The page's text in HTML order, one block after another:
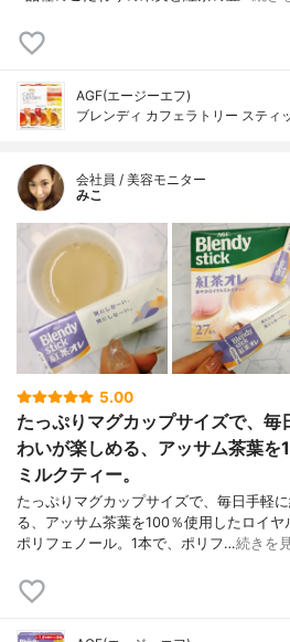
AGF(エージーエフ)
ブレンディ カフェラトリー スティ
会社員 / 美容モニター
みこ
5.00
たっぷりマグカップサイズで、毎
わいが楽しめる、アッサム茶葉
ミルクティー。
たっぷりマグカップサイズで、毎日手軽
る、アッサム茶葉を100％使用したロイ
ポリフェノール。1本で、ポリフ…続きを